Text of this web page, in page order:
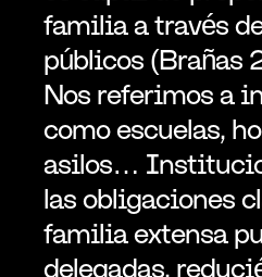
familia a través
públicos (Brañas
Nos referimos a
como escuelas,
asilos…
las obligaciones
familia extensa
delegadas,